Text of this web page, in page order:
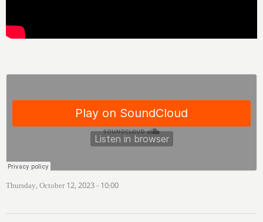
Thursday, October 12, 2023 - 10:00